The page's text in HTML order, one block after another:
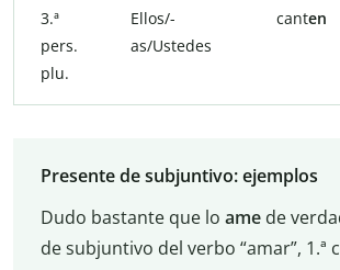
3.ª
pers.
plu.
Ellos/-
as/Ustedes
canten
Presente de subjuntivo: ejemplos
Dudo bastante que lo amede
de subjuntivo del verbo “amar”, 1.ª